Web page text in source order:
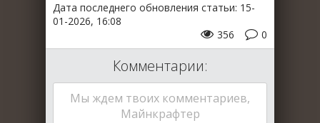
Дата последнего обновления статьи: 15-
01-2026, 16:08
0
356
Комментарии:
Мы ждем твоих комментариев,
Майнкрафтер